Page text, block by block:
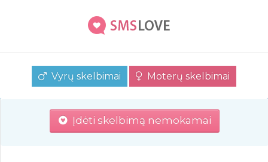
Vyrų skelbimai Moterų skelbimai
Įdėti skelbimą nemokamai